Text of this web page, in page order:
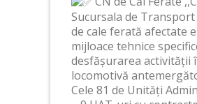
Sucursala de
de cale ferată afectate
mijloace tehnice
desfășurarea activității
locomotivă
Cele 81 de Unități